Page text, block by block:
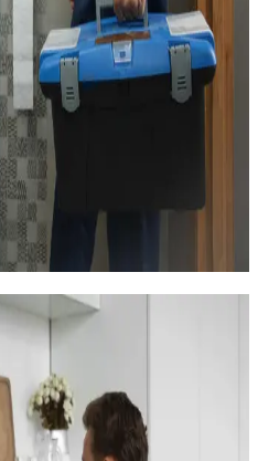
et de chauffe-eau
potable sous évier
en calcaire de votre eau.
robinetterie, un chauffe-eau qui
doux et une peau moins
appartement aux Hauts de
s'installe facilement sous le
Contactez-nous pour une
aux Hauts
de référence pour la
Nous intervenons dans
des immeubles proches du